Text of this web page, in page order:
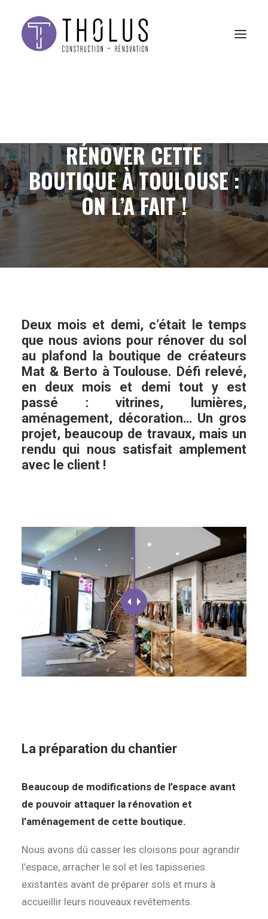
RÉNOVER CETTE
BOUTIQUE À TOULOUSE :
ON L’A FAIT !
Deux mois et demi, c’était le temps
que nous avions pour rénover du sol
au plafond la boutique de créateurs
Mat & Berto à Toulouse. Défi relevé,
en deux mois et demi tout y est
passé : vitrines, lumières,
aménagement, décoration… Un gros
projet, beaucoup de travaux, mais un
rendu qui nous satisfait amplement
avec le client !
La préparation du chantier
Beaucoup de modifications de l’espace avant
de pouvoir attaquer la rénovation et
l’aménagement de cette boutique.
Nous avons dû casser les cloisons pour agrandir
l’espace, arracher le sol et les tapisseries
existantes avant de préparer sols et murs à
accueillir leurs nouveaux revêtements.